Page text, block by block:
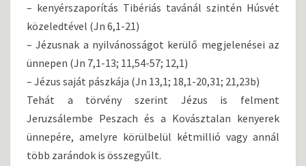
– kenyérszaporítás Tibériás tavánál szintén Húsvét
közeledtével (Jn 6,1-21)
– Jézusnak a nyilvánosságot kerülő megjelenései az
ünnepen (Jn 7,1-13; 11,54-57; 12,1)
– Jézus saját pászkája (Jn 13,1; 18,1-20,31; 21,23b)
Tehát a törvény szerint Jézus is felment
Jeruzsálembe Peszach és a Kovásztalan kenyerek
ünnepére, amelyre körülbelül kétmillió vagy annál
több zarándok is összegyűlt.